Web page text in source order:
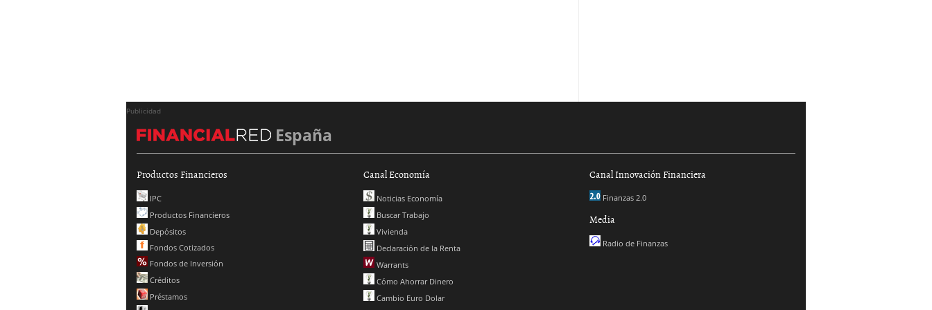
Publicidad
España
Productos Financieros
IPC
Productos Financieros
Depósitos
Fondos Cotizados
Fondos de Inversión
Créditos
Préstamos
Canal Economía
Noticias Economía
Buscar Trabajo
Vivienda
Declaración de la Renta
Warrants
Cómo Ahorrar Dinero
Cambio Euro Dolar
Canal Innovación Financiera
Finanzas 2.0
Media
Radio de Finanzas